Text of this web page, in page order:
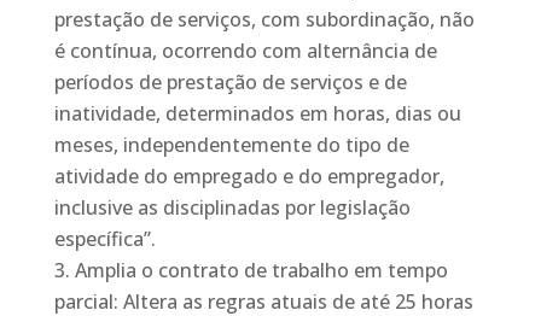
prestação de serviços, com subordinação, não
é contínua, ocorrendo com alternância de
períodos de prestação de serviços e de
inatividade, determinados em horas, dias ou
meses, independentemente do tipo de
atividade do empregado e do empregador,
inclusive as disciplinadas por legislação
específica”.
Amplia o contrato de trabalho em tempo
parcial: Altera as regras atuais de até 25 horas